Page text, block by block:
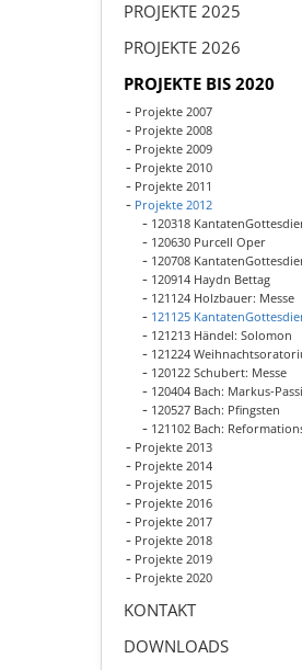
PROJEKTE 2025
PROJEKTE 2026
PROJEKTE BIS 2020
Projekte 2007
Projekte 2008
Projekte 2009
Projekte 2010
Projekte 2011
Projekte 2012
120318
120630 Purcell Oper
120708
120914 Haydn Bettag
121124 Holzbauer: Messe
121125
121213 Händel: Solomon
121224
120122 Schubert: Messe
120404 Bach: Markus-
120527 Bach: Pfingsten
121102 Bach:
Projekte 2013
Projekte 2014
Projekte 2015
Projekte 2016
Projekte 2017
Projekte 2018
Projekte 2019
Projekte 2020
KONTAKT
DOWNLOADS